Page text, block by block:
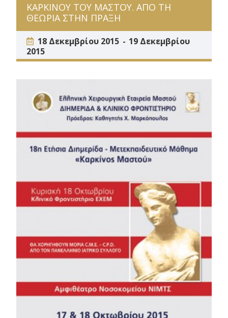
ΚΑΡΚΙΝΟΥ ΤΟΥ ΜΑΣΤΟΥ. ΑΠΟ ΤΗ
ΘΕΩΡΙΑ ΣΤΗΝ ΠΡΑΞΗ
18 Δεκεμβρίου 2015
19 Δεκεμβρίου
2015